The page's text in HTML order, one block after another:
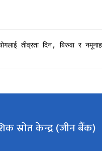
तीव्रता दिन, बिरुवा र
स्रोत केन्द्र (जीन बैंक)